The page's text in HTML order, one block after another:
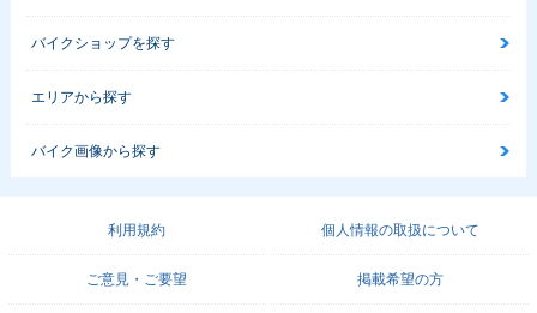
バイクショップを探す
エリアから探す
バイク画像から探す
利用規約 個人情報の取扱について
ご意見・ご要望 掲載希望の方